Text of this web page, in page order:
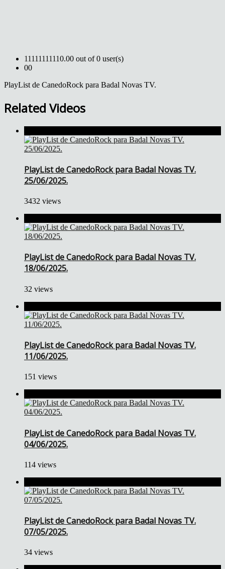
11111111110.00 out of 0 user(s)
00
PlayList de CanedoRock para Badal Novas TV.
Related Videos
PlayList de CanedoRock para Badal Novas TV.
25/06/2025.
3432 views
PlayList de CanedoRock para Badal Novas TV.
18/06/2025.
32 views
PlayList de CanedoRock para Badal Novas TV.
11/06/2025.
151 views
PlayList de CanedoRock para Badal Novas TV.
04/06/2025.
114 views
PlayList de CanedoRock para Badal Novas TV.
07/05/2025.
34 views